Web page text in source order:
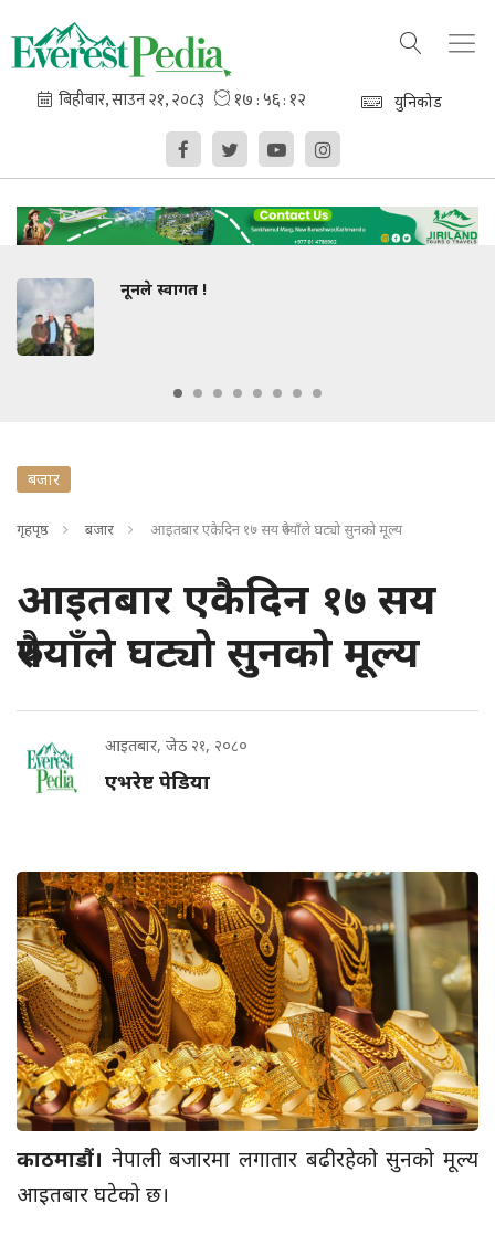
युनिकोड
नूनले स्वागत !
बजार
गृहपृष्ठ बजार आइतबार एकैदिन १७ सय रुपैयाँले घट्यो सुनको मूल्य
आइतबार एकैदिन १७ सय
रुपैयाँले घट्यो सुनको मूल्य
आइतबार, जेठ २१, २०८०
एभरेष्ट पेडिया
काठमाडौं। नेपाली बजारमा लगातार बढीरहेको सुनको मूल्य
आइतबार घटेको छ।